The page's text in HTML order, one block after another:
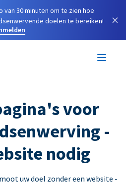
van 30 minuten om te zien hoe
doelen te bereiken!
×
voor
-
nodig
uw doel zonder een website -